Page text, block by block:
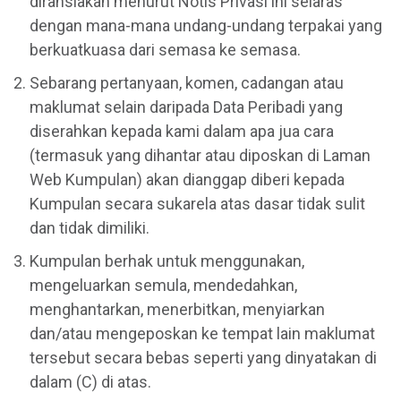
dengan mana-mana undang-undang terpakai yang
berkuatkuasa dari semasa ke semasa.
Sebarang pertanyaan, komen, cadangan atau
maklumat selain daripada Data Peribadi yang
diserahkan kepada kami dalam apa jua cara
(termasuk yang dihantar atau diposkan di Laman
Web Kumpulan) akan dianggap diberi kepada
Kumpulan secara sukarela atas dasar tidak sulit
dan tidak dimiliki.
Kumpulan berhak untuk menggunakan,
mengeluarkan semula, mendedahkan,
menghantarkan, menerbitkan, menyiarkan
dan/atau mengeposkan ke tempat lain maklumat
tersebut secara bebas seperti yang dinyatakan di
dalam (C) di atas.